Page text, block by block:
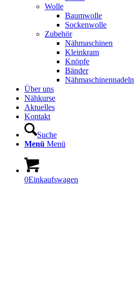
Wolle
Baumwolle
Sockenwolle
Zubehör
Nähmaschinen
Kleinkram
Knöpfe
Bänder
Nähmaschinennadeln
Über uns
Nähkurse
Aktuelles
Kontakt
Suche
Menü Menü
0Einkaufswagen